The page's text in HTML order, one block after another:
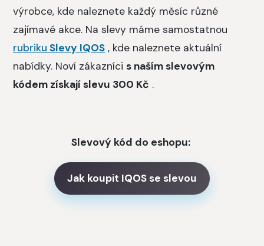
výrobce, kde naleznete každý měsíc různé
zajímavé akce. Na slevy máme samostatnou
rubriku Slevy IQOS , kde naleznete aktuální
nabídky. Noví zákazníci s naším slevovým
kódem získají slevu 300 Kč .
Slevový kód do eshopu:
Jak koupit IQOS se slevou